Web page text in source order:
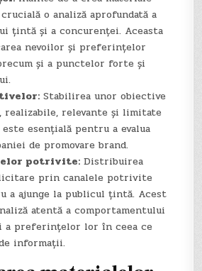
o analiză aprofundată a
țintă și a concurenței. Aceasta
nevoilor și preferințelor
și a punctelor forte și
Stabilirea unor obiective
realizabile, relevante și limitate
esențială pentru a evalua
de promovare brand.
potrivite: Distribuirea
prin canalele potrivite
a ajunge la publicul țintă. Acest
atentă a comportamentului
a preferințelor lor în ceea ce
informații.